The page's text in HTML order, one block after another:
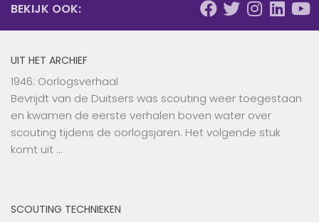
BEKIJK OOK:
UIT HET ARCHIEF
1946: Oorlogsverhaal
Bevrijdt van de Duitsers was scouting weer toegestaan
en kwamen de eerste verhalen boven water over
scouting tijdens de oorlogsjaren. Het volgende stuk
komt uit …
SCOUTING TECHNIEKEN